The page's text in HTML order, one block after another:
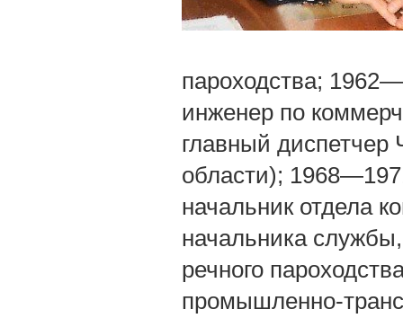
пароходства;
инженер по
главный диспетчер
области);
начальник отдела
начальника
речного
промышленно-